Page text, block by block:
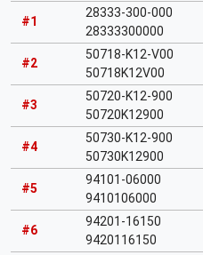
#1
28333-300-000
28333300000
#2
50718-K12-V00
50718K12V00
#3
50720-K12-900
50720K12900
#4
50730-K12-900
50730K12900
#5
94101-06000
9410106000
#6
94201-16150
9420116150